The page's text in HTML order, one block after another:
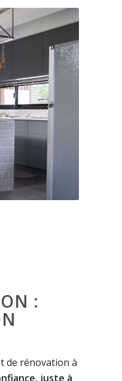
:
de rénovation à
juste à